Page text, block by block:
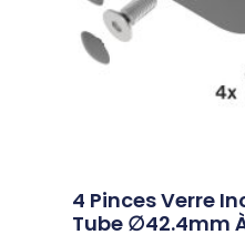
4 Pinces Verre
Tube ∅42.4mm